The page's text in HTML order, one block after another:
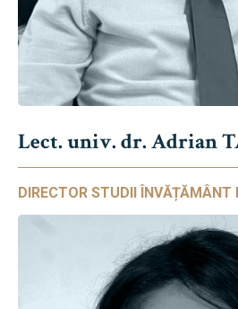
Lect. univ. dr. Adrian
DIRECTOR STUDII